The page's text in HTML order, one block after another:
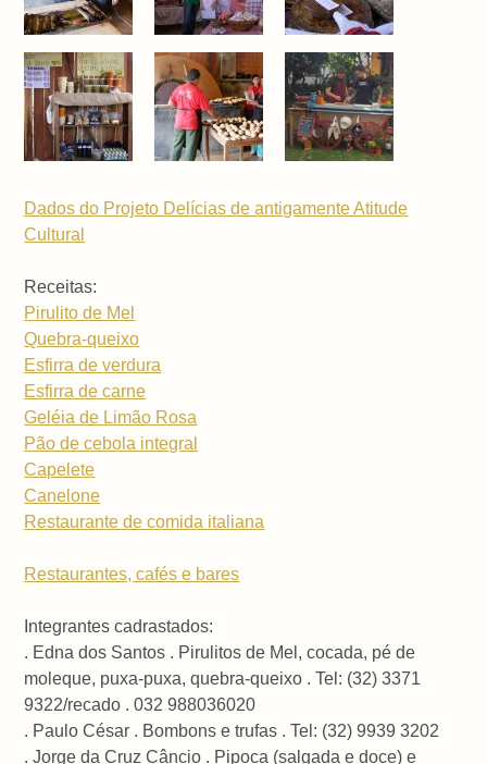
Dados do Projeto Delícias de antigamente Atitude
Cultural
Receitas:
Pirulito de Mel
Quebra-queixo
Esfirra de verdura
Esfirra de carne
Geléia de Limão Rosa
Pão de cebola integral
Capelete
Canelone
Restaurante de comida italiana
Restaurantes, cafés e bares
Integrantes cadrastados:
. Edna dos Santos . Pirulitos de Mel, cocada, pé de
moleque, puxa-puxa, quebra-queixo . Tel: (32) 3371
9322/recado . 032 988036020
. Paulo César . Bombons e trufas . Tel: (32) 9939 3202
. Jorge da Cruz Câncio . Pipoca (salgada e doce) e